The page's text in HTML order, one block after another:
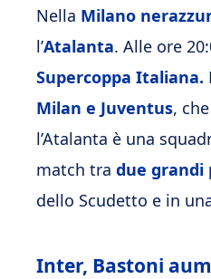
Nella Milano
l’Atalanta. Alle ore
Supercoppa Italiana.
Milan e Juventus,
l’Atalanta è una
match tra due grandi
dello Scudetto e in
Inter, Bastoni